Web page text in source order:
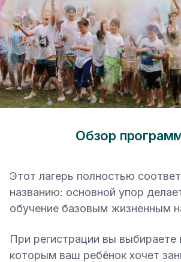
Обзор
Этот лагерь полностью
названию: основной упор
обучение базовым жизненным
При регистрации вы выбираете
которым ваш ребёнок хочет